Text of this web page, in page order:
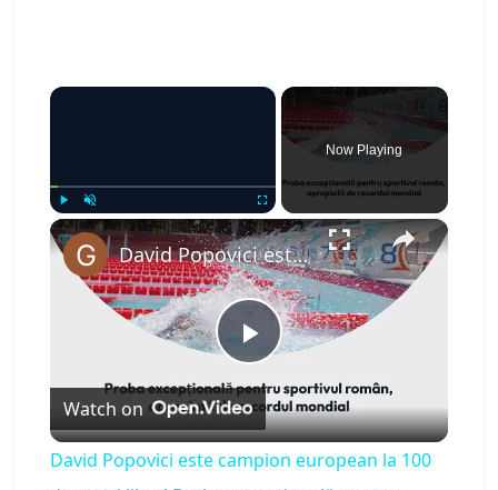
×
Play Unmute Fullscreen
Now Playing
×
P
l
David Popovici este campion european la 100 de metri liber! Proba excepțională pentru sportivul român, apropiată de recordul mondial
Watch on
David Popovici este campion european la 100